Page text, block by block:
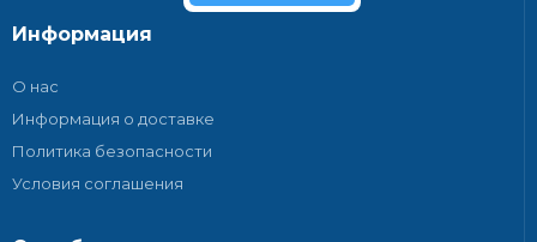
Информация
О нас
Информация о доставке
Политика безопасности
Условия соглашения